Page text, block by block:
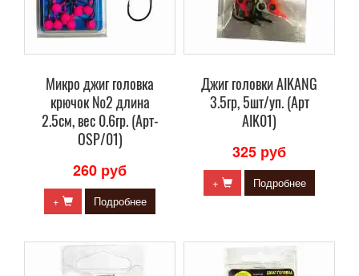
Микро джиг головка
крючок №2 длина
2.5см, вес 0.6гр. (Арт-
OSP/01)
260 руб
+ Подробнее
Джиг головки AIKANG
3.5гр, 5шт/уп. (Арт
AIK01)
325 руб
+ Подробнее